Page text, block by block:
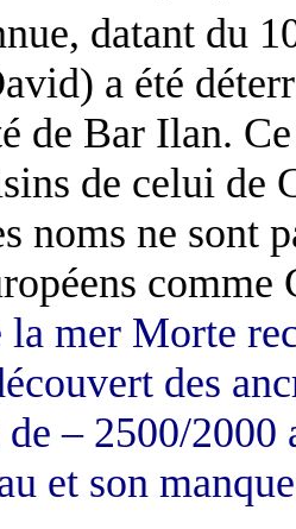
datant du
a été
de Bar Ilan.
de celui de
noms ne sont
comme
la mer Morte
des
– 2500/2000
et son